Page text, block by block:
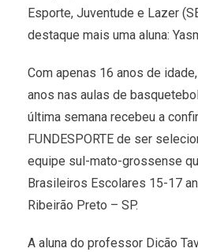
Esporte, Juventude e Lazer
destaque mais uma aluna:
Com apenas 16 anos de
anos nas aulas de
última semana recebeu a
FUNDESPORTE de ser
equipe sul-mato-grossense
Brasileiros Escolares 15-17
Ribeirão Preto – SP.
A aluna do professor Dicão